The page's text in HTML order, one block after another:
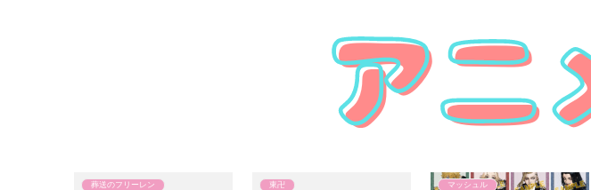
葬送のフリーレン 東卍 マッシュル